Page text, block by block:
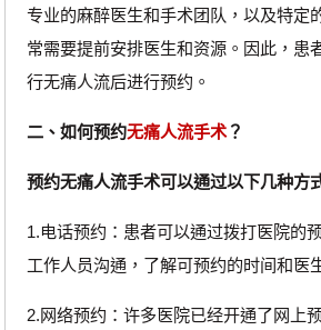
专业的麻醉医生和手术团队，以及特定
常需要提前安排医生和资源。因此，患
行无痛人流后进行预约。
二、如何预约无痛人流手术？
预约无痛人流手术可以通过以下几种方
1.电话预约：患者可以通过拨打医院的
工作人员沟通，了解可预约的时间和医
2.网络预约：许多医院已经开通了网上